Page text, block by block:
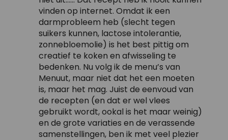
vinden op internet. Omdat ik een
darmprobleem heb (slecht tegen
suikers kunnen, lactose intolerantie,
zonnebloemolie) is het best pittig om
creatief te koken en afwisseling te
bedenken. Nu volg ik de menu’s van
Menuut, maar niet dat het een moeten
is, maar het mag. Juist de eenvoud van
de recepten (en dat er wel vlees
gebruikt wordt, ookal is het maar weinig)
en de grote variaties en de verassende
samenstellingen, ben ik met veel plezier